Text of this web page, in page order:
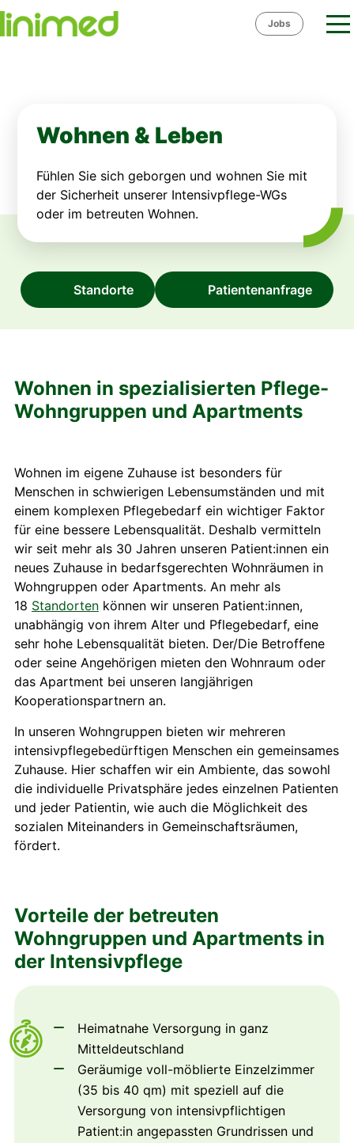
Skip
Jobs
Wohnen & Leben
Fühlen Sie sich geborgen und wohnen Sie mit
der Sicherheit unserer Intensivpflege-WGs
oder im betreuten Wohnen.
Standorte Patientenanfrage
Wohnen in spezialisierten Pflege-
Wohngruppen und Apartments
Wohnen im eigene Zuhause ist besonders für
Menschen in schwierigen Lebensumständen und mit
einem komplexen Pflegebedarf ein wichtiger Faktor
für eine bessere Lebensqualität. Deshalb vermitteln
wir seit mehr als 30 Jahren unseren Patient:innen ein
neues Zuhause in bedarfsgerechten Wohnräumen in
Wohngruppen oder Apartments. An mehr als
18 Standorten können wir unseren Patient:innen,
unabhängig von ihrem Alter und Pflegebedarf, eine
sehr hohe Lebensqualität bieten. Der/Die Betroffene
oder seine Angehörigen mieten den Wohnraum oder
das Apartment bei unseren langjährigen
Kooperationspartnern an.
In unseren Wohngruppen bieten wir mehreren
intensivpflegebedürftigen Menschen ein gemeinsames
Zuhause. Hier schaffen wir ein Ambiente, das sowohl
die individuelle Privatsphäre jedes einzelnen Patienten
und jeder Patientin, wie auch die Möglichkeit des
sozialen Miteinanders in Gemeinschaftsräumen,
fördert.
Vorteile der betreuten
Wohngruppen und Apartments in
der Intensivpflege
Heimatnahe Versorgung in ganz
Mitteldeutschland
Geräumige voll-möblierte Einzelzimmer
(35 bis 40 qm) mit speziell auf die
Versorgung von intensivpflichtigen
Patient:in angepassten Grundrissen und